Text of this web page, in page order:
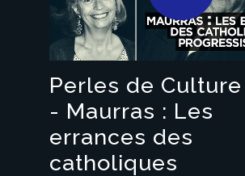
Perles de Culture
- Maurras : Les
errances des
catholiques